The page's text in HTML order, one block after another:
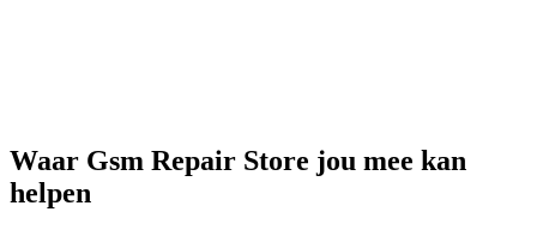
Waar Gsm Repair Store jou mee kan
helpen